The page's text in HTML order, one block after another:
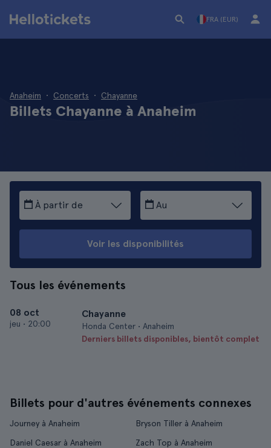
FRA (EUR)
Anaheim Concerts Chayanne
Billets Chayanne à Anaheim
À partir de Au
Voir les disponibilités
Tous les événements
08 oct
jeu • 20:00
Chayanne
Honda Center • Anaheim
Derniers billets disponibles, bientôt complet
Billets pour d'autres événements connexes
Journey à Anaheim
Bryson Tiller à Anaheim
Daniel Caesar à Anaheim
Zach Top à Anaheim